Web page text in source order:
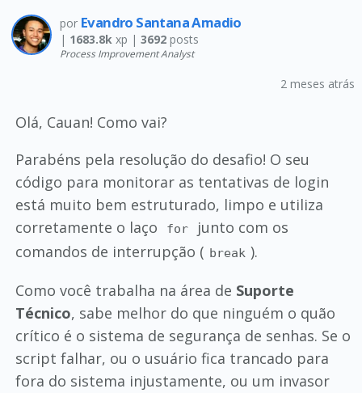
por Evandro Santana Amadio
| 1683.8kxp | 3692posts
Process Improvement Analyst
2 meses atrás
Olá, Cauan! Como vai?
Parabéns pela resolução do desafio! O seu
código para monitorar as tentativas de login
está muito bem estruturado, limpo e utiliza
corretamente o laço
for
junto com os
comandos de interrupção ( break ).
Como você trabalha na área de Suporte
Técnico, sabe melhor do que ninguém o quão
crítico é o sistema de segurança de senhas. Se o
script falhar, ou o usuário fica trancado para
fora do sistema injustamente, ou um invasor